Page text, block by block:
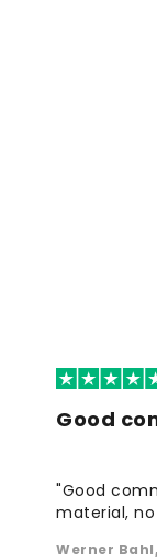
Good
"Good
material,
Werner Bahl